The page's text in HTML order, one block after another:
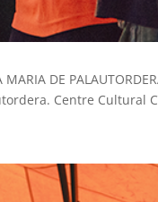
MARIA DE
Centre Cultural